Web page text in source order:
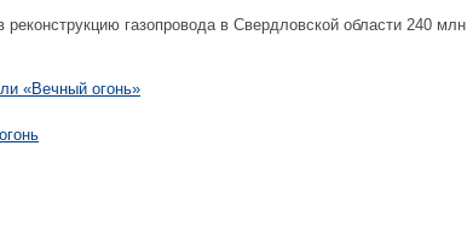
реконструкцию газопровода в Свердловской области 240 млн
«Вечный огонь»